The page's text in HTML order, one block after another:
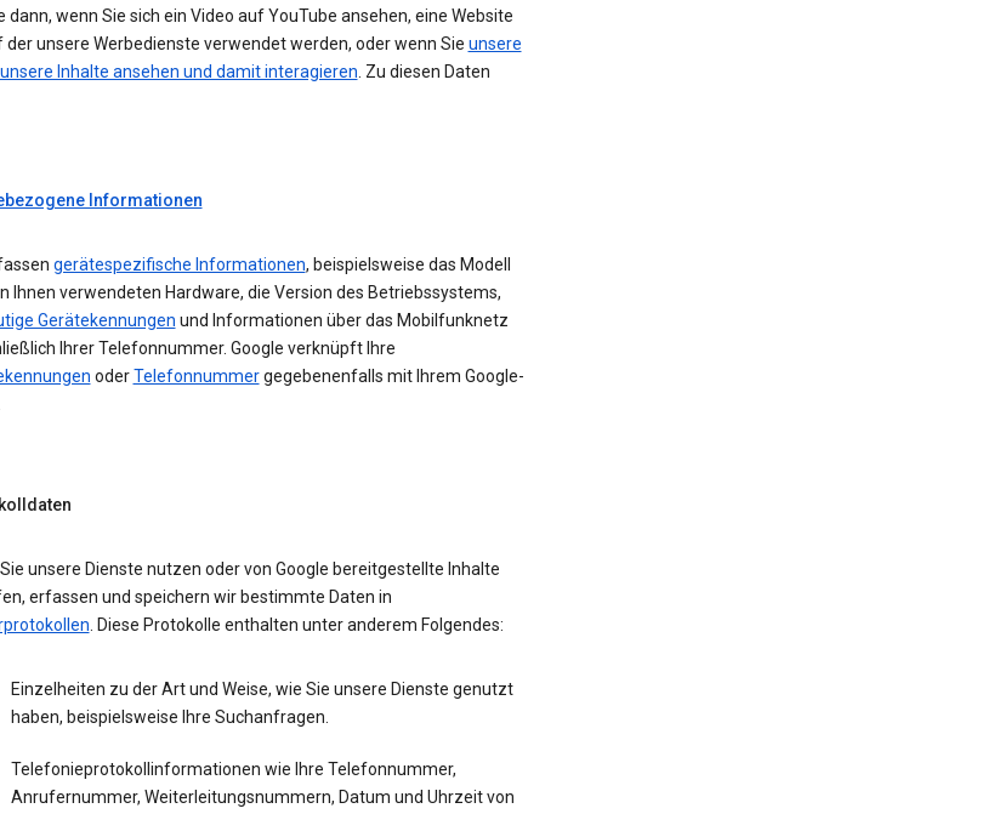
dann, wenn Sie sich ein Video auf YouTube ansehen, eine Website
der unsere Werbedienste verwendet werden, oder wenn Sie unsere
Inhalte ansehen und damit interagieren. Zu diesen Daten
Informationen
gerätespezifische Informationen, beispielsweise das Modell
Ihnen verwendeten Hardware, die Version des Betriebssystems,
Gerätekennungen und Informationen über das Mobilfunknetz
Ihrer Telefonnummer. Google verknüpft Ihre
oderTelefonnummergegebenenfalls mit Ihrem Google-
unsere Dienste nutzen oder von Google bereitgestellte Inhalte
erfassen und speichern wir bestimmte Daten in
. Diese Protokolle enthalten unter anderem Folgendes:
Einzelheiten zu der Art und Weise, wie Sie unsere Dienste genutzt
haben, beispielsweise Ihre Suchanfragen.
Telefonieprotokollinformationen wie Ihre Telefonnummer,
Anrufernummer, Weiterleitungsnummern, Datum und Uhrzeit von